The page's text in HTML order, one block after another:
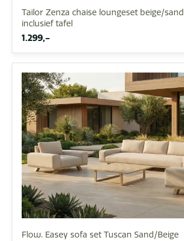
Tailor Zenza chaise loungeset beige/sand
inclusief tafel
1.299,-
Flow. Easey sofa set Tuscan Sand/Beige